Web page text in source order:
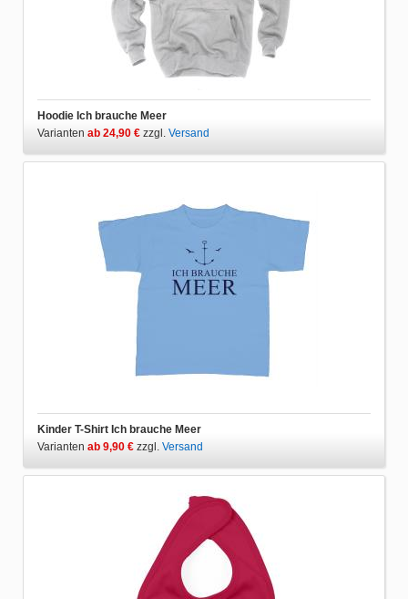
Hoodie Ich brauche Meer
Varianten ab 24,90 € zzgl. Versand
Kinder T-Shirt Ich brauche Meer
Varianten ab 9,90 € zzgl. Versand